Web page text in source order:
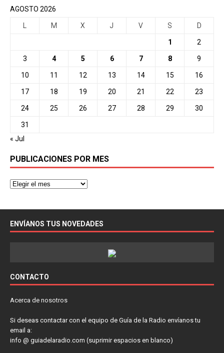
AGOSTO 2026
M X J V S D
1 2
3 4 5 6 7 8 9
10 11 12 13 14 15 16
17 18 19 20 21 22 23
24 25 26 27 28 29 30
31
« Jul
PUBLICACIONES POR MES
ENVÍANOS TUS NOVEDADES
CONTACTO
Acerca de nosotros
Si deseas contactar con el equipo de Guía de la Radio envíanos tu
email a:
info @ guiadelaradio.com (suprimir espacios en blanco)